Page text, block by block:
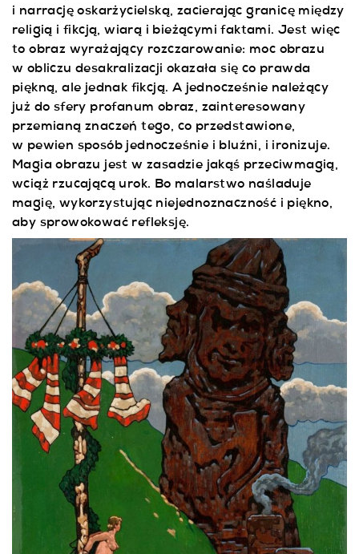
i narrację oskarżycielską, zacierając granicę między
religią i fikcją, wiarą i bieżącymi faktami. Jest więc
to obraz wyrażający rozczarowanie: moc obrazu
w obliczu desakralizacji okazała się co prawda
piękną, ale jednak fikcją. A jednocześnie należący
już do sfery profanum obraz, zainteresowany
przemianą znaczeń tego, co przedstawione,
w pewien sposób jednocześnie i bluźni, i ironizuje.
Magia obrazu jest w zasadzie jakąś przeciwmagią,
wciąż rzucającą urok. Bo malarstwo naśladuje
magię, wykorzystując niejednoznaczność i piękno,
aby sprowokować refleksję.